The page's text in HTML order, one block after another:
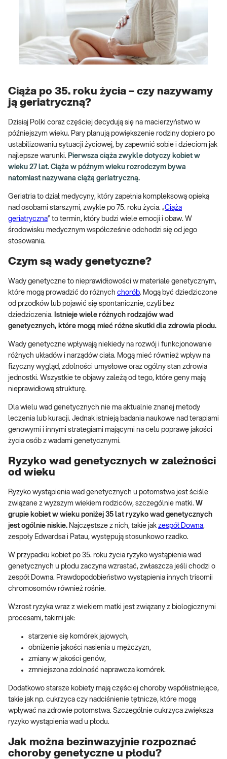
Ciąża po 35. roku życia – czy nazywamy
ją geriatryczną?
Dzisiaj Polki coraz częściej decydują się na macierzyństwo w
późniejszym wieku. Pary planują powiększenie rodziny dopiero po
ustabilizowaniu sytuacji życiowej, by zapewnić sobie i dzieciom jak
najlepsze warunki. Pierwsza ciąża zwykle dotyczy kobiet w
wieku 27 lat. Ciąża w późnym wieku rozrodczym bywa
natomiast nazywana ciążą geriatryczną.
Geriatria to dział medycyny, który zapełnia kompleksową opieką
nad osobami starszymi, zwykle po 75. roku życia. „Ciąża
geriatryczna” to termin, który budzi wiele emocji i obaw. W
środowisku medycznym współcześnie odchodzi się od jego
stosowania.
Czym są wady genetyczne?
Wady genetyczne to nieprawidłowości w materiale genetycznym,
które mogą prowadzić do różnych chorób. Mogą być dziedziczone
od przodków lub pojawić się spontanicznie, czyli bez
dziedziczenia. Istnieje wiele różnych rodzajów wad
genetycznych, które mogą mieć różne skutki dla zdrowia płodu.
Wady genetyczne wpływają niekiedy na rozwój i funkcjonowanie
różnych układów i narządów ciała. Mogą mieć również wpływ na
fizyczny wygląd, zdolności umysłowe oraz ogólny stan zdrowia
jednostki. Wszystkie te objawy zależą od tego, które geny mają
nieprawidłową strukturę.
Dla wielu wad genetycznych nie ma aktualnie znanej metody
leczenia lub kuracji. Jednak istnieją badania naukowe nad terapiami
genowymi i innymi strategiami mającymi na celu poprawę jakości
życia osób z wadami genetycznymi.
Ryzyko wad genetycznych w zależności
od wieku
Ryzyko wystąpienia wad genetycznych u potomstwa jest ściśle
związane z wyższym wiekiem rodziców, szczególnie matki. W
grupie kobiet w wieku poniżej 35 lat ryzyko wad genetycznych
jest ogólnie niskie. Najczęstsze z nich, takie jak zespół Downa,
zespoły Edwardsa i Patau, występują stosunkowo rzadko.
W przypadku kobiet po 35. roku życia ryzyko wystąpienia wad
genetycznych u płodu zaczyna wzrastać, zwłaszcza jeśli chodzi o
zespół Downa. Prawdopodobieństwo wystąpienia innych trisomii
chromosomów również rośnie.
Wzrost ryzyka wraz z wiekiem matki jest związany z biologicznymi
procesami, takimi jak:
starzenie się komórek jajowych,
obniżenie jakości nasienia u mężczyzn,
zmiany w jakości genów,
zmniejszona zdolność naprawcza komórek.
Dodatkowo starsze kobiety mają częściej choroby współistniejące,
takie jak np. cukrzyca czy nadciśnienie tętnicze, które mogą
wpływać na zdrowie potomstwa. Szczególnie cukrzyca zwiększa
ryzyko wystąpienia wad u płodu.
Jak można bezinwazyjnie rozpoznać
choroby genetyczne u płodu?